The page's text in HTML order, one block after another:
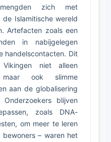
zich met
Islamitische wereld
Artefacten zoals een
in nabijgelegen
handelscontacten. Dit
niet alleen
maar ook slimme
aan de globalisering
blijven
zoals DNA-
om meer te leren
– waren het